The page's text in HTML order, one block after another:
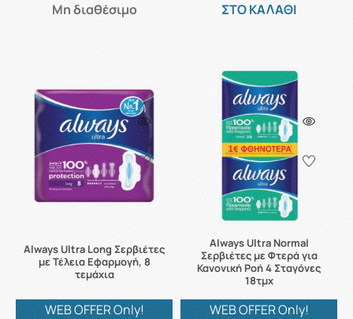
Μη διαθέσιμο ΣΤΟ ΚΑΛΑΘΙ
Always Ultra Long Σερβιέτες
με Τέλεια Εφαρμογή, 8
τεμάχια
WEB OFFER Only!
Always Ultra Normal
Σερβιέτες με Φτερά για
Κανονική Ροή 4 Σταγόνες
18τμχ
WEB OFFER Only!